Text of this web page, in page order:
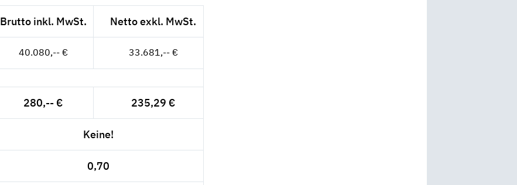
Brutto inkl. MwSt. Netto exkl. MwSt.
40.080,-- € 33.681,-- €
280,-- € 235,29 €
Keine!
0,70